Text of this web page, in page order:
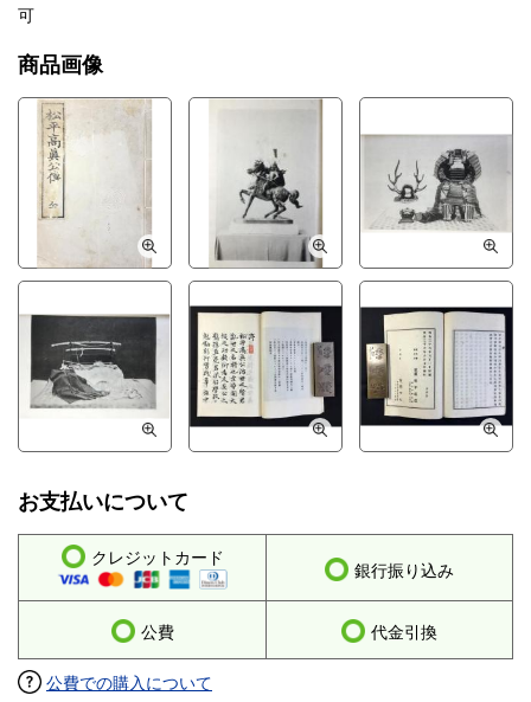
可
商品画像
お支払いについて
クレジットカード
銀行振り込み
公費 代金引換
公費での購入について